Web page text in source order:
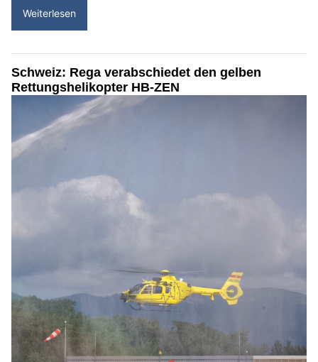
Weiterlesen
Schweiz: Rega verabschiedet den gelben
Rettungshelikopter HB-ZEN